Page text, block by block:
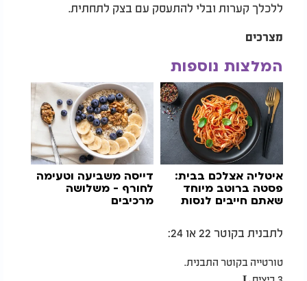
ללכלך קערות ובלי להתעסק עם בצק לתחתית.
מצרכים
המלצות נוספות
איטליה אצלכם בבית:
פסטה ברוטב מיוחד
שאתם חייבים לנסות
דייסה משביעה וטעימה
לחורף - משלושה
מרכיבים
לתבנית בקוטר 22 או 24:
טורטייה בקוטר התבנית.